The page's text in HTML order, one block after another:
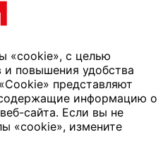
«cookie», с целью
и повышения удобства
представляют
информацию о
сайта. Если вы не
«cookie», измените